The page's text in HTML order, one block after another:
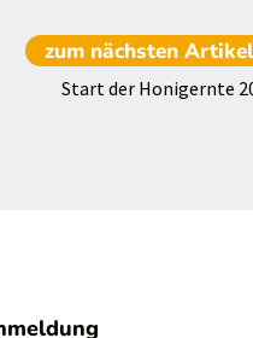
zum nächsten Artikel
Start der Honigernte